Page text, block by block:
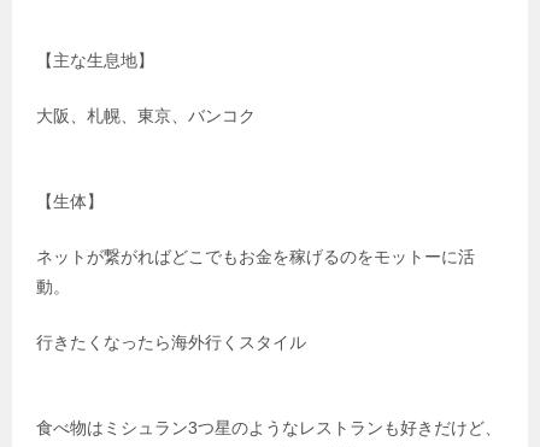
【主な生息地】
大阪、札幌、東京、バンコク
【生体】
ネットが繋がればどこでもお金を稼げるのをモットーに活
動。
行きたくなったら海外行くスタイル
食べ物はミシュラン3つ星のようなレストランも好きだけど、